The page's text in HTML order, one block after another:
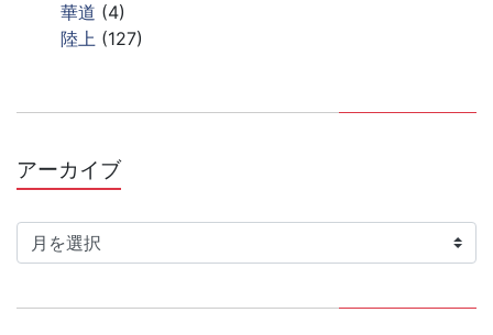
華道 (4)
陸上 (127)
アーカイブア
ー
カ